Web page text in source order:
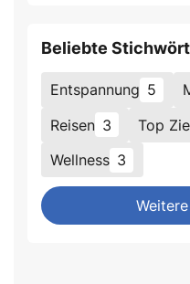
Beliebte
Entspannung 5
Reisen 3 Top
Wellness 3